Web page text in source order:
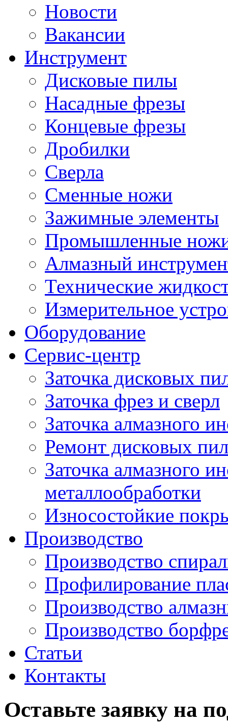
Новости
Вакансии
Инструмент
Дисковые пилы
Насадные фрезы
Концевые фрезы
Дробилки
Сверла
Сменные ножи
Зажимные элементы
Промышленные
Алмазный
Технические
Измерительное
Оборудование
Сервис-центр
Заточка дисковых
Заточка фрез и сверл
Заточка алмазного
Ремонт дисковых пил
Заточка алмазного
металлообработки
Износостойкие
Производство
Производство
Профилирование
Производство
Производство
Статьи
Контакты
Оставьте заявку на